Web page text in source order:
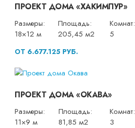
ПРОЕКТ ДОМА «ХАКИМПУР»
Размеры:
18×12 м
Площадь:
205,45 м2
Комнат:
5
ОТ 6.677.125 РУБ.
ПРОЕКТ ДОМА «ОКАВА»
Размеры:
11×9 м
Площадь:
81,85 м2
Комнат:
3